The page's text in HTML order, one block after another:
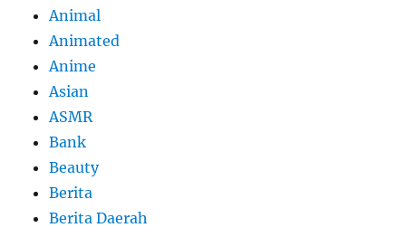
Animal
Animated
Anime
Asian
ASMR
Bank
Beauty
Berita
Berita Daerah